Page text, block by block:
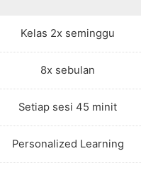
Kelas 2x seminggu
8x sebulan
Setiap sesi 45 minit
Personalized Learning